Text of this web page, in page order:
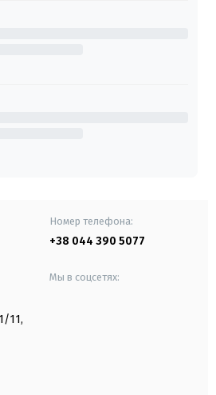
Номер телефона:
+38 044 390 5077
11,
Мы в соцсетях: